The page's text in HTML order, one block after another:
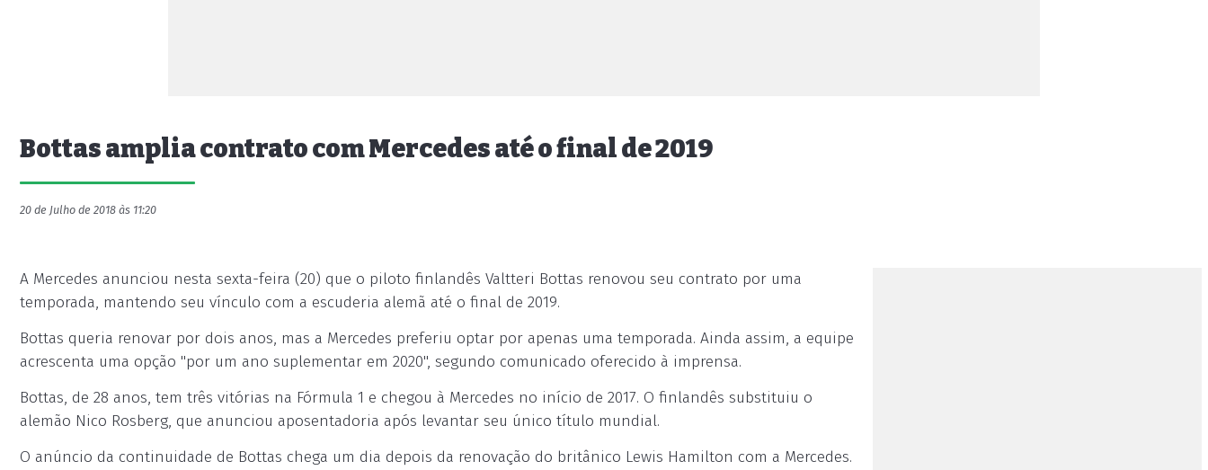
Bottas amplia contrato com Mercedes até o final de 2019
20 de Julho de 2018 às 11:20
A Mercedes anunciou nesta sexta-feira (20) que o piloto finlandês Valtteri Bottas renovou seu contrato por uma
temporada, mantendo seu vínculo com a escuderia alemã até o final de 2019.
Bottas queria renovar por dois anos, mas a Mercedes preferiu optar por apenas uma temporada. Ainda assim, a equipe
acrescenta uma opção "por um ano suplementar em 2020", segundo comunicado oferecido à imprensa.
Bottas, de 28 anos, tem três vitórias na Fórmula 1 e chegou à Mercedes no início de 2017. O finlandês substituiu o
alemão Nico Rosberg, que anunciou aposentadoria após levantar seu único título mundial.
O anúncio da continuidade de Bottas chega um dia depois da renovação do britânico Lewis Hamilton com a Mercedes.